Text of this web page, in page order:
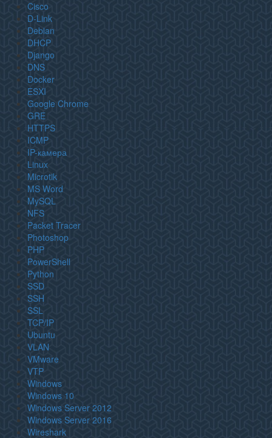
Cisco
D-Link
Debian
DHCP
Django
DNS
Docker
ESXI
Google Chrome
GRE
HTTPS
ICMP
IP-камера
Linux
Microtik
MS Word
MySQL
NFS
Packet Tracer
Photoshop
PHP
PowerShell
Python
SSD
SSH
SSL
TCP/IP
Ubuntu
VLAN
VMware
VTP
Windows
Windows 10
Windows Server 2012
Windows Server 2016
Wireshark